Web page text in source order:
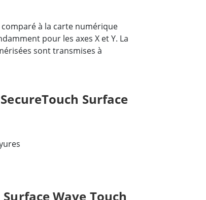
à la carte numérique
pour les axes X et Y. La
sont transmises à
Surface
Wave Touch